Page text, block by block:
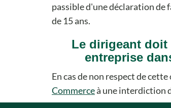
passible d'une déclaration
de 15 ans.
Le dirigeant doit
entreprise
En cas de non respect de
Commerceà une interdiction